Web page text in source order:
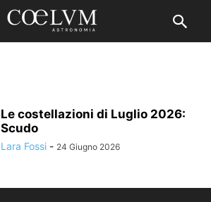
Le costellazioni di Luglio 2026:
Scudo
Lara Fossi - 24 Giugno 2026